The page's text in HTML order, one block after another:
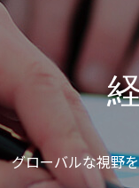
グローバルな視野